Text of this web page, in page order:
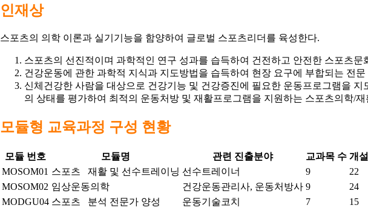
인재상
스포츠의 의학 이론과 실기기능을 함양하여 글로벌 스포츠리더를 육성한다.
스포츠의 선진적이며 과학적인 연구 성과를 습득하여 건전하고 안전한 스포츠문
건강운동에 관한 과학적 지식과 지도방법을 습득하여 현장 요구에 부합되는 전문
신체건강한 사람을 대상으로 건강기능 및 건강증진에 필요한 운동프로그램을
의 상태를 평가하여 최적의 운동처방 및 재활프로그램을 지원하는 스포츠의학/
모듈형 교육과정 구성 현황
모듈 번호 모듈명 관련 진출분야 교과목 수 개
MOSOM01 스포츠 재활 및 선수트레이닝 선수트레이너 9
22
MOSOM02 임상운동의학 건강운동관리사, 운동처방사 9
24
MODGU04 스포츠 분석 전문가 양성 운동기술코치 7 15